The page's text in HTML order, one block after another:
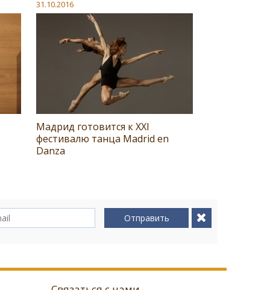
31.10.2016
Мадрид готовится к XXI
фестивалю танца Madrid en
Danza
Отправить